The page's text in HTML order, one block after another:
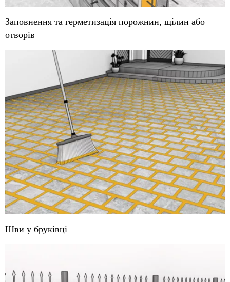
Заповнення та герметизація порожнин, щілин або
отворів
Шви у бруківці